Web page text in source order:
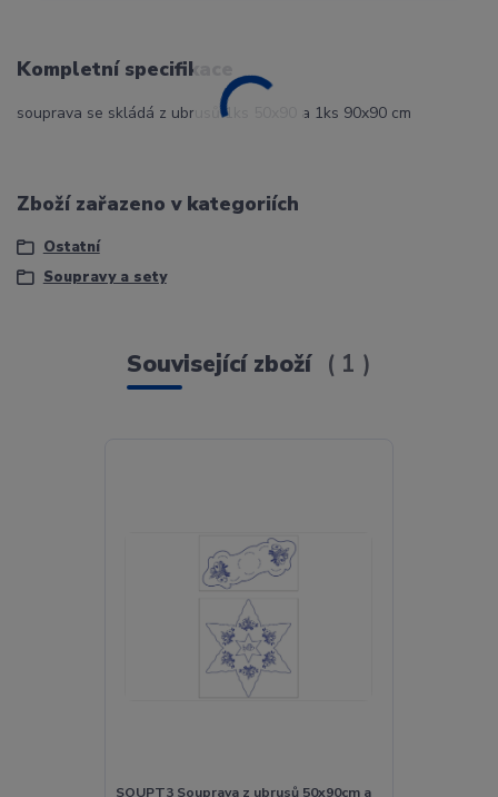
Kompletní specifikace
souprava se skládá z ubrusů 1ks 50x90 a 1ks 90x90 cm
Zboží zařazeno v kategoriích
Ostatní
Soupravy a sety
Související zboží 1
SOUPT3 Souprava z ubrusů 50x90cm a